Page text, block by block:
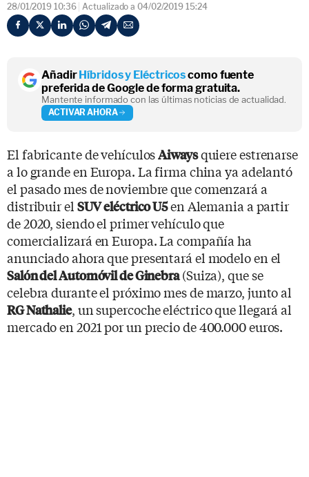
28/01/2019 10:36 Actualizado a 04/02/2019 15:24
AñadirHíbridos y Eléctricoscomo fuente
preferida de Google de forma gratuita.
Mantente informado con las últimas noticias de actualidad.
ACTIVAR AHORA
El fabricante de vehículosAiwaysquiere estrenarse
a lo grande en Europa. La firma china ya adelantó
el pasado mes de noviembre que comenzará a
distribuir el SUV eléctrico U5en Alemania a partir
de 2020, siendo el primer vehículo que
comercializará en Europa. La compañía ha
anunciado ahora que presentará el modelo en el
Salón del Automóvil de Ginebra(Suiza), que se
celebra durante el próximo mes de marzo, junto al
RG Nathalie, un supercoche eléctrico que llegará al
mercado en 2021 por un precio de 400.000 euros.